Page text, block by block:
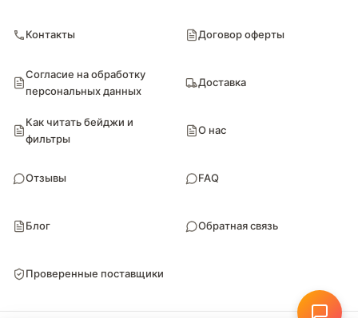
Контакты Договор оферты
Согласие на обработку
персональных данных
Доставка
Как читать бейджи и
фильтры
О нас
Отзывы FAQ
Блог Обратная связь
Проверенные поставщики